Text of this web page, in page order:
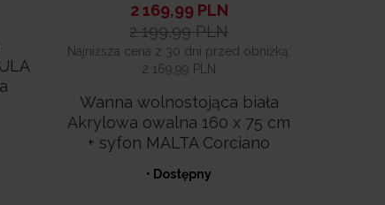
2 169,99 PLN
2 199,99 PLN
Najniższa cena z 30 dni przed obniżką:
2 169,99 PLN
Wanna wolnostojąca biała
Akrylowa owalna 160 x 75 cm
+ syfon MALTA Corciano
• Dostępny